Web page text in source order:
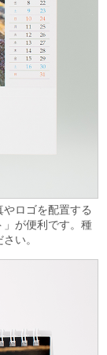
ロゴを配置する
」が便利です。種
い。